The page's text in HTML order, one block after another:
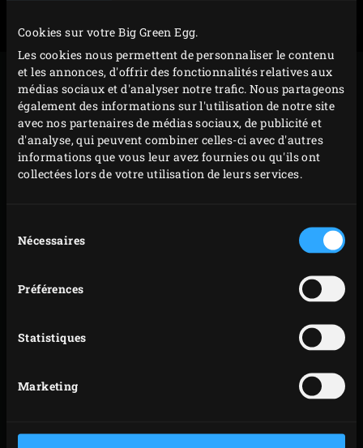
Cookies sur votre Big Green Egg.
Les cookies nous permettent de personnaliser le contenu
et les annonces, d'offrir des fonctionnalités relatives aux
médias sociaux et d'analyser notre trafic. Nous partageons
également des informations sur l'utilisation de notre site
avec nos partenaires de médias sociaux, de publicité et
d'analyse, qui peuvent combiner celles-ci avec d'autres
informations que vous leur avez fournies ou qu'ils ont
collectées lors de votre utilisation de leurs services.
duNécessaires
Préférences
Statistiques
Marketing